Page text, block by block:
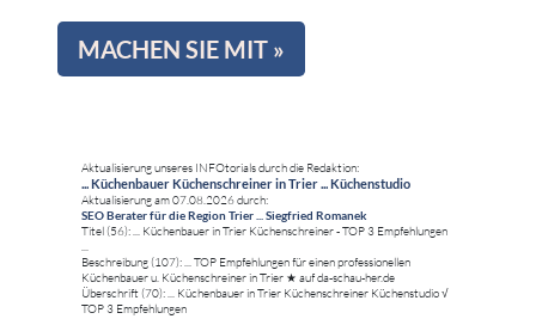
MACHEN SIE MIT »
Aktualisierung unseres INFOtorials durch die Redaktion:
... Küchenbauer Küchenschreiner in Trier ... Küchenstudio
Aktualisierung am 07.08.2026 durch:
SEO Berater für die Region Trier ... Siegfried Romanek
Titel (56): ... Küchenbauer in Trier Küchenschreiner - TOP 3 Empfehlungen
...
Beschreibung (107): ... TOP Empfehlungen für einen professionellen
Küchenbauer u. Küchenschreiner in Trier ★ auf da-schau-her.de
Überschrift (70): ... Küchenbauer in Trier Küchenschreiner Küchenstudio √
TOP 3 Empfehlungen